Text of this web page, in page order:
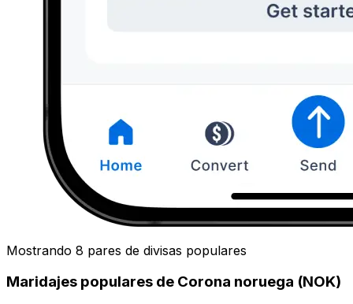
Mostrando 8 pares de divisas populares
Maridajes populares de Corona noruega (NOK)